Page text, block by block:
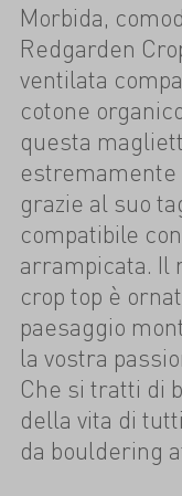
Morbida,
Redgarden
ventilata
cotone
questa
estremamente
grazie al suo
compatibile
arrampicata. Il
crop top è
paesaggio
la vostra
Che si tratti di
della vita di
da bouldering